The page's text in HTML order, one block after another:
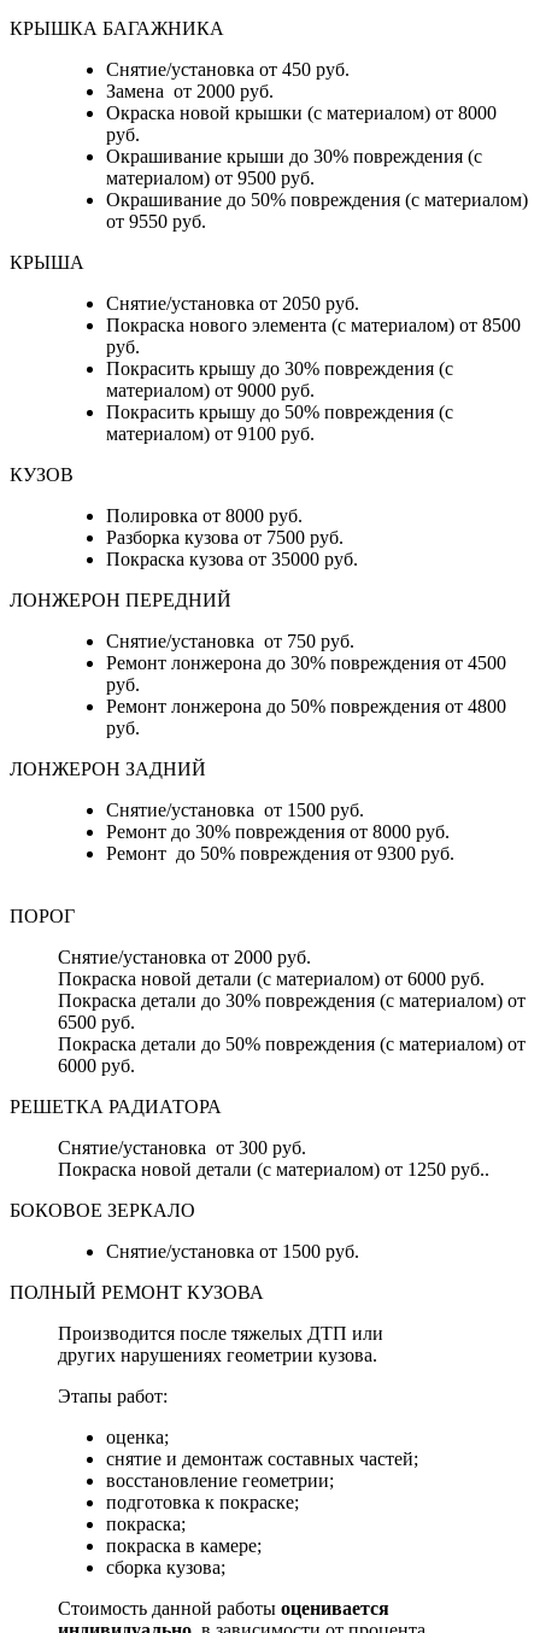
КРЫШКА БАГАЖНИКА
Снятие/установка от 450 руб.
Замена от 2000 руб.
Окраска новой крышки (с материалом) от 8000
руб.
Окрашивание крыши до 30% повреждения (с
материалом) от 9500 руб.
Окрашивание до 50% повреждения (с материалом)
от 9550 руб.
КРЫША
Снятие/установка от 2050 руб.
Покраска нового элемента (с материалом) от 8500
руб.
Покрасить крышу до 30% повреждения (с
материалом) от 9000 руб.
Покрасить крышу до 50% повреждения (с
материалом) от 9100 руб.
КУЗОВ
Полировка от 8000 руб.
Разборка кузова от 7500 руб.
Покраска кузова от 35000 руб.
ЛОНЖЕРОН ПЕРЕДНИЙ
Снятие/установка от 750 руб.
Ремонт лонжерона до 30% повреждения от 4500
руб.
Ремонт лонжерона до 50% повреждения от 4800
руб.
ЛОНЖЕРОН ЗАДНИЙ
Снятие/установка от 1500 руб.
Ремонт до 30% повреждения от 8000 руб.
Ремонт до 50% повреждения от 9300 руб.
ПОРОГ
Снятие/установка от 2000 руб.
Покраска новой детали (с материалом) от 6000 руб.
Покраска детали до 30% повреждения (с материалом) от
6500 руб.
Покраска детали до 50% повреждения (с материалом) от
6000 руб.
РЕШЕТКА РАДИАТОРА
Снятие/установка от 300 руб.
Покраска новой детали (с материалом) от 1250 руб..
БОКОВОЕ ЗЕРКАЛО
Снятие/установка от 1500 руб.
ПОЛНЫЙ РЕМОНТ КУЗОВА
Производится после тяжелых ДТП или
других нарушениях геометрии кузова.
Этапы работ:
оценка;
снятие и демонтаж составных частей;
восстановление геометрии;
подготовка к покраске;
покраска;
покраска в камере;
сборка кузова;
Стоимость данной работы оценивается